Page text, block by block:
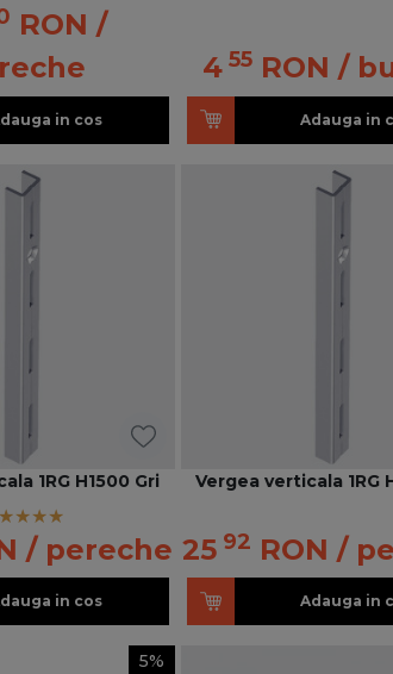
RON /
in cos
4 55 RON /
Adauga in
1RG H1500 Gri
/ pereche
in cos
Vergea verticala 1RG
25 92 RON /
Adauga in
5%